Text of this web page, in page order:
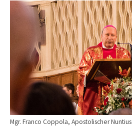
Mgr. Franco Coppola, Apostolischer